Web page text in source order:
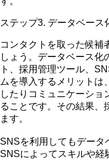
ステップ3. データベース
コンタクトを取った候補
しょう。データベース化
ト、採用管理ツール、
ムを導入するメリットは
したりコミュニケーショ
ることです。その結果、
ます。
SNSを利用してもデータ
SNSによってスキルや経